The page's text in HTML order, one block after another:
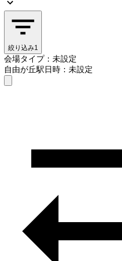
絞り込み1
会場タイプ：未設定
自由が丘駅日時：未設定